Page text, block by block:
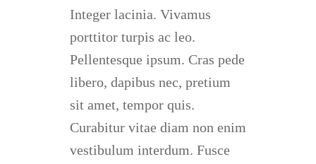
Integer lacinia. Vivamus
porttitor turpis ac leo.
Pellentesque ipsum. Cras pede
libero, dapibus nec, pretium
sit amet, tempor quis.
Curabitur vitae diam non enim
vestibulum interdum. Fusce